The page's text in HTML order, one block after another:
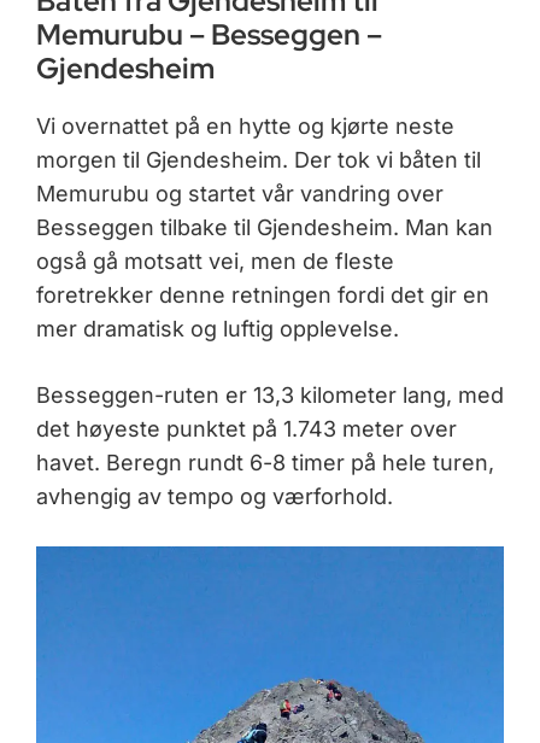
Memurubu – Besseggen –
Gjendesheim
Vi overnattet på en hytte og kjørte neste
morgen til Gjendesheim. Der tok vi båten til
Memurubu og startet vår vandring over
Besseggen tilbake til Gjendesheim. Man kan
også gå motsatt vei, men de fleste
foretrekker denne retningen fordi det gir en
mer dramatisk og luftig opplevelse.
Besseggen-ruten er 13,3 kilometer lang, med
det høyeste punktet på 1.743 meter over
havet. Beregn rundt 6-8 timer på hele turen,
avhengig av tempo og værforhold.